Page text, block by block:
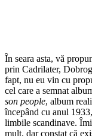
În seara asta, vă
prin Cadrilater,
fapt, nu eu vin cu
cel care a semnat
son people, album
începând cu anul
limbile scandinave.
mult, dar constat că